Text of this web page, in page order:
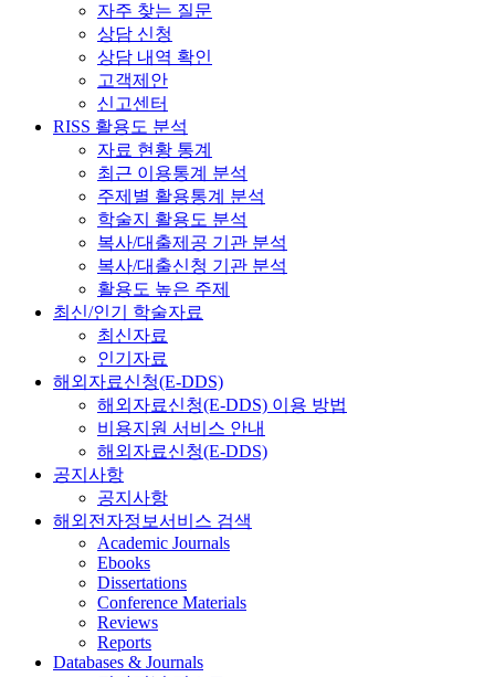
자주 찾는 질문
상담 신청
상담 내역 확인
고객제안
신고센터
RISS 활용도 분석
자료 현황 통계
최근 이용통계 분석
주제별 활용통계 분석
학술지 활용도 분석
복사/대출제공 기관 분석
복사/대출신청 기관 분석
활용도 높은 주제
최신/인기 학술자료
최신자료
인기자료
해외자료신청(E-DDS)
해외자료신청(E-DDS) 이용 방법
비용지원 서비스 안내
해외자료신청(E-DDS)
공지사항
공지사항
해외전자정보서비스 검색
Academic Journals
Ebooks
Dissertations
Conference Materials
Reviews
Reports
Databases & Journals